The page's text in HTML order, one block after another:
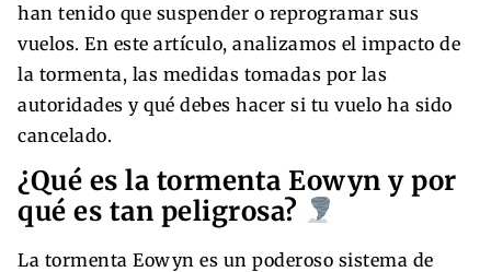
han tenido que suspender o reprogramar sus
vuelos. En este artículo, analizamos el impacto de
la tormenta, las medidas tomadas por las
autoridades y qué debes hacer si tu vuelo ha sido
cancelado.
¿Qué es la tormenta Eowyn y por
qué es tan peligrosa?
La tormenta Eowyn es un poderoso sistema de